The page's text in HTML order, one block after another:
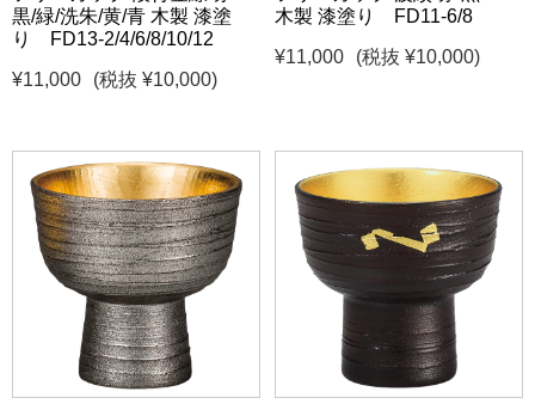
黒/緑/洗朱/黄/青 木製 漆塗
り FD13-2/4/6/8/10/12
¥11,000
(税抜 ¥10,000)
木製 漆塗り FD11-6/8
¥11,000
(税抜 ¥10,000)